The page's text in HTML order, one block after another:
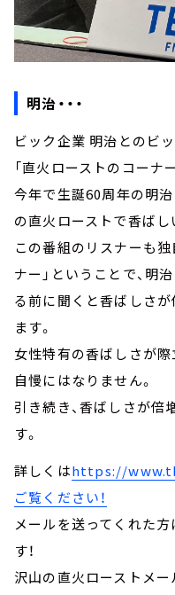
明治・・・
ビック企業 明治とのビ
「直火ローストのコーナー
今年で生誕60周年の明
の直火ローストで香ばし
この番組のリスナーも
ナー」ということで、明
る前に聞くと香ばしさ
ます。
女性特有の香ばしさが
自慢にはなりません。
引き続き、香ばしさが倍
す。
詳しくはhttps://
ご覧ください！
メールを送ってくれた
す！
沢山の直火ローストメー